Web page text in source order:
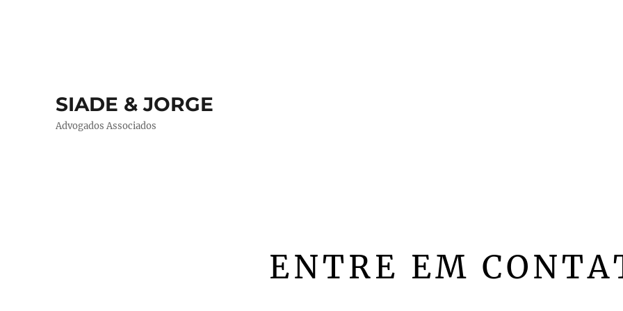
SIADE & JORGE
Advogados Associados
ENTRE EM